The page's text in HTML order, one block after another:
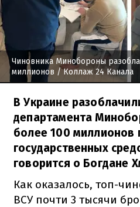
Чиновника Минобороны
миллионов / Коллаж 24 Канала
В Украине
департамента
более 100 миллионов
государственных
говорится о Богдане
Как оказалось, топ-
ВСУ почти 3 тысячи